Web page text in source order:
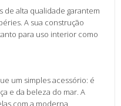
de alta qualidade garantem
A sua construção
para uso interior como
um simples acessório: é
e da beleza do mar. A